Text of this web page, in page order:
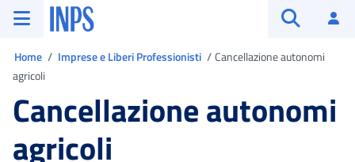
Vai al menu principale
Vai al contenuto principale
Vai al pie' di pagina
INPS ()
Home Imprese e Liberi Professionisti
Cancellazione autonomi
agricoli
Cancellazione autonomi
agricoli